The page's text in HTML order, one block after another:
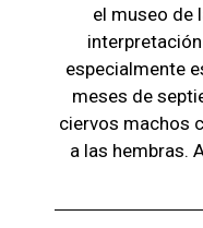
el museo de
especialmente
meses de
ciervos machos
a las hembras.